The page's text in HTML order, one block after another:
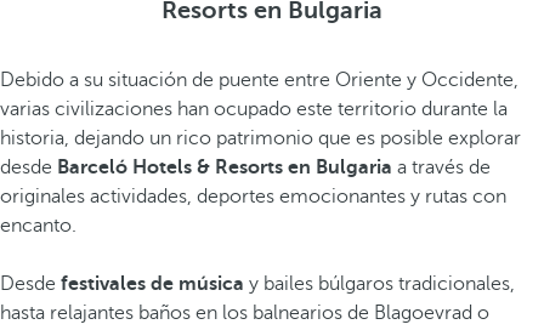
Resorts en Bulgaria
Debido a su situación de puente entre Oriente y Occidente,
varias civilizaciones han ocupado este territorio durante la
historia, dejando un rico patrimonio que es posible explorar
desde Barceló Hotels & Resorts en Bulgaria a través de
originales actividades, deportes emocionantes y rutas con
encanto.
Desde festivales de música y bailes búlgaros tradicionales,
hasta relajantes baños en los balnearios de Blagoevrad o